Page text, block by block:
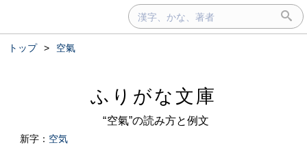
トップ > 空氣
ふりがな文庫
“空氣”の読み方と例文
新字： 空気